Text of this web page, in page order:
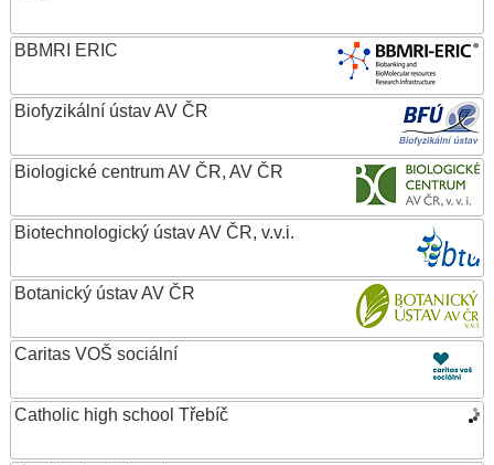
BBMRI ERIC
Biofyzikální ústav AV ČR
Biologické centrum AV ČR, AV ČR
Biotechnologický ústav AV ČR, v.v.i.
Botanický ústav AV ČR
Caritas VOŠ sociální
Catholic high school Třebíč